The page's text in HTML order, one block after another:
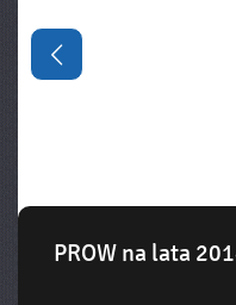
Informacje
PROW na lata
Poprzedni slajd